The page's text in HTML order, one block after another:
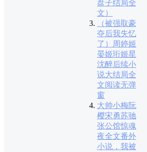
盘子结局全
文）
（被强取豪
夺后我失忆
了）周婷姬
晏姬珩姬星
沈醉后续小
说大结局全
文阅读无弹
窗
大帅小梅阮
樱宋勇苏驰
张公馆惊魂
夜全文番外
小说，我被